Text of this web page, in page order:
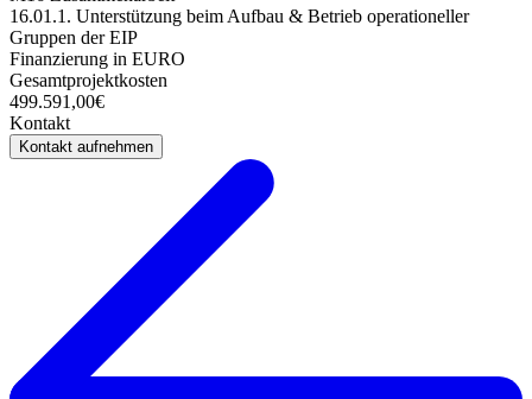
16.01.1. Unterstützung beim Aufbau & Betrieb operationeller
Gruppen der EIP
Finanzierung in EURO
Gesamtprojektkosten
499.591,00€
Kontakt
Kontakt aufnehmen